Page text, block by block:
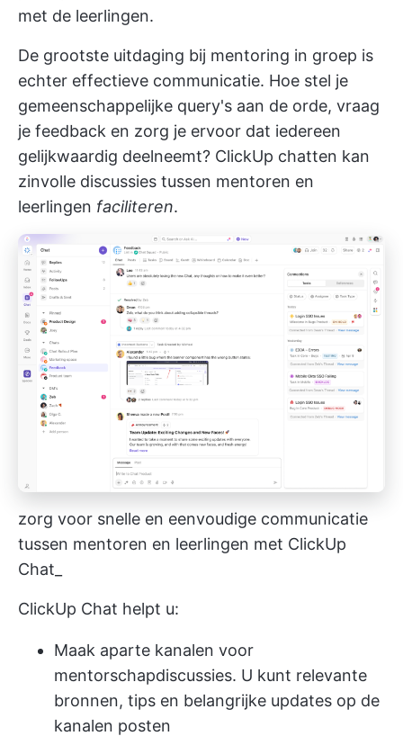
met de leerlingen.
De grootste uitdaging bij mentoring in groep is
echter effectieve communicatie. Hoe stel je
gemeenschappelijke query's aan de orde, vraag
je feedback en zorg je ervoor dat iedereen
gelijkwaardig deelneemt? ClickUp chatten kan
zinvolle discussies tussen mentoren en
leerlingen faciliteren.
zorg voor snelle en eenvoudige communicatie
tussen mentoren en leerlingen met ClickUp
Chat_
ClickUp Chat helpt u:
Maak aparte kanalen voor
mentorschapdiscussies. U kunt relevante
bronnen, tips en belangrijke updates op de
kanalen posten